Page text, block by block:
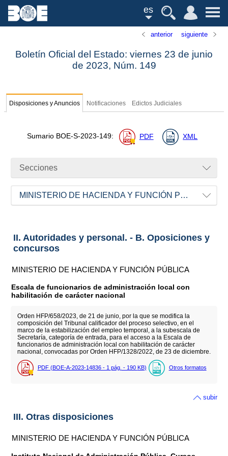
es
anterior siguiente
Boletín Oficial del Estado: viernes 23 de junio
de 2023, Núm. 149
Disposiciones y Anuncios Notificaciones Edictos Judiciales
Sumario BOE-S-2023-149: PDF XML
Secciones
MINISTERIO DE HACIENDA Y FUNCIÓN PÚBLICA
II. Autoridades y personal. - B. Oposiciones y
concursos
MINISTERIO DE HACIENDA Y FUNCIÓN PÚBLICA
Escala de funcionarios de administración local con
habilitación de carácter nacional
Orden HFP/658/2023, de 21 de junio, por la que se modifica la
composición del Tribunal calificador del proceso selectivo, en el
marco de la estabilización del empleo temporal, a la subescala de
Secretaría, categoría de entrada, para el acceso a la Escala de
funcionarios de administración local con habilitación de carácter
nacional, convocadas por Orden HFP/1328/2022, de 23 de diciembre.
PDF (BOE-A-2023-14836 - 1 pág. - 190 KB) Otros formatos
subir
III. Otras disposiciones
MINISTERIO DE HACIENDA Y FUNCIÓN PÚBLICA